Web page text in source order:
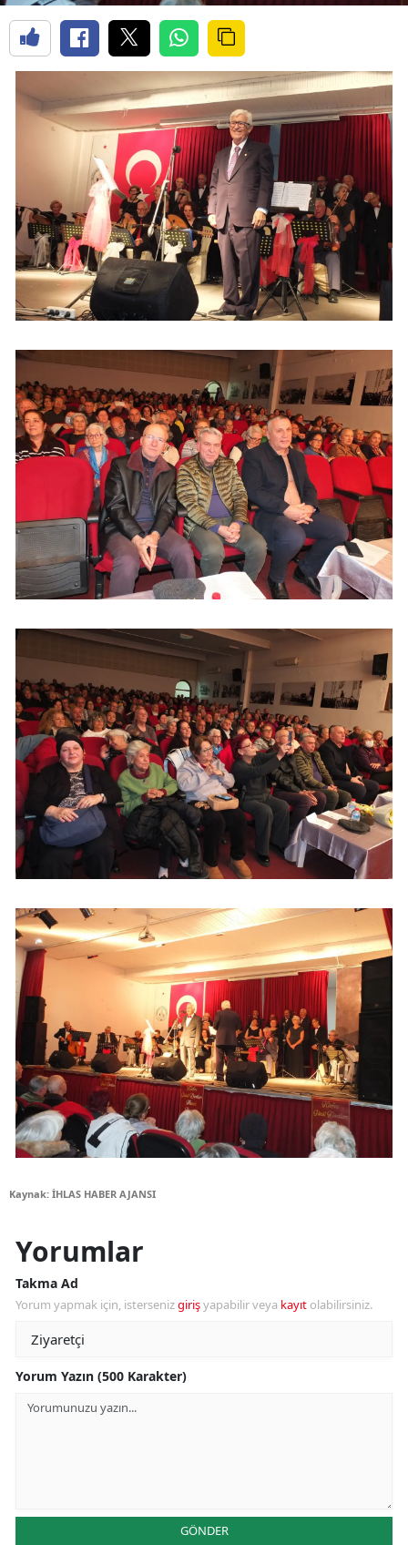
Kaynak: İHLAS HABER AJANSI
Yorumlar
Takma Ad
Yorum yapmak için, istersenizgirişyapabilir veya kayıt olabilirsiniz.
Yorum Yazın (500 Karakter)
GÖNDER